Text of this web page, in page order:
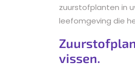
zuurstofplanten in
leefomgeving die
vissen.